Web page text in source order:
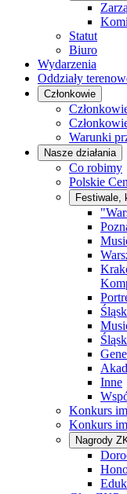
Statut
Biuro
Wydarzenia
Oddziały
Członkowie
Warunki
Nasze działania
Co robimy
Polskie
Festiwale,
Inne
Konkurs
Konkurs
Nagrody